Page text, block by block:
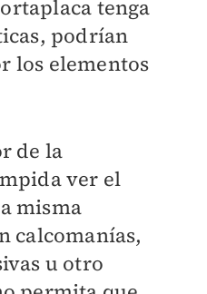
tenga
podrían
los elementos
de la
ver el
misma
calcomanías,
u otro